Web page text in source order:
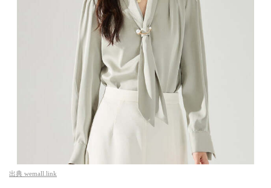
出典 wemall.link